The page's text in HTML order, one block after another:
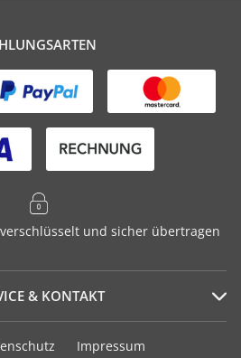
und sicher übertragen
& KONTAKT
Impressum